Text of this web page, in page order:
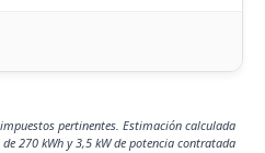
pertinentes. Estimación calculada
270 kWh y 3,5 kW de potencia contratada